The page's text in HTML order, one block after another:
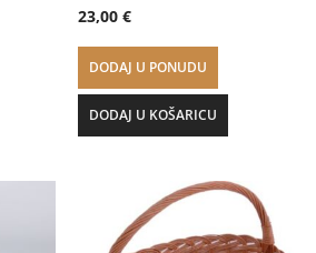
23,00 €
DODAJ U PONUDU
DODAJ U KOŠARICU